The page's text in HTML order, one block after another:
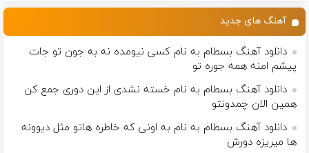
ویژه)
ثبت کنآهنگ های جدید
دانلود آهنگ بسطام به نام کسی نیومده نه به جون تو جات
پیشم امنه همه جوره تو
دانلود آهنگ بسطام به نام خسته نشدی از این دوری جمع کن
همین الان چمدونتو
دانلود آهنگ بسطام به نام به اونی که خاطره هاتو مثل دیوونه
ها میریزه دورش